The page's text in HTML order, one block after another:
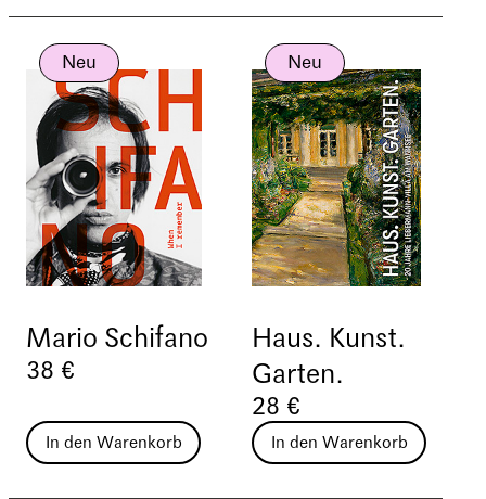
Mario Schifano
Neu
38 €
In den Warenkorb
Haus. Kunst.
Garten.
Neu
28 €
In den Warenkorb